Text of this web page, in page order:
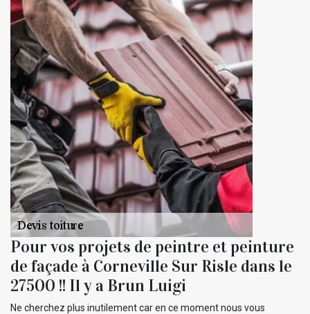
Pour vos projets de peintre et peinture
de façade à Corneville Sur Risle dans le
27500 !! Il y a Brun Luigi
Ne cherchez plus inutilement car en ce moment nous vous